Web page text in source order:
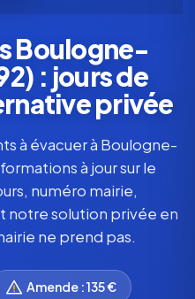
Boulogne-
: jours de
privée
à évacuer à Boulogne-
à jour sur le
numéro mairie,
notre solution privée en
ne prend pas.
Amende : 135 €